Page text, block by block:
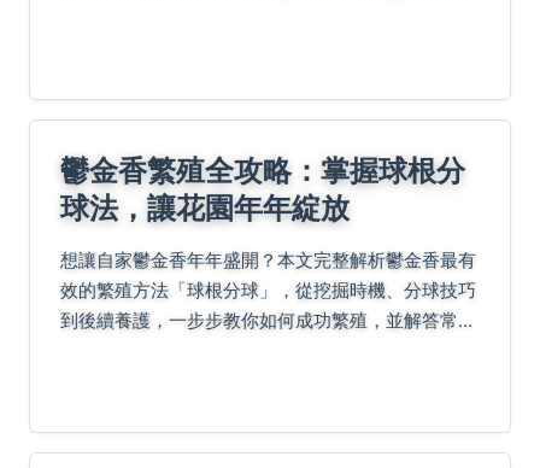
鬱金香繁殖全攻略：掌握球根分
球法，讓花園年年綻放
想讓自家鬱金香年年盛開？本文完整解析鬱金香最有
效的繁殖方法「球根分球」，從挖掘時機、分球技巧
到後續養護，一步步教你如何成功繁殖，並解答常見